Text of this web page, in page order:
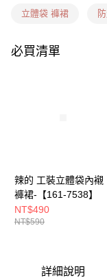
每筆NT$100，滿
每筆NT$100，滿
立體袋 褲裙
必買清單
辣的 工裝立體袋內襯
褲裙-【161-7538】
NT$490
NT$590
詳細說明